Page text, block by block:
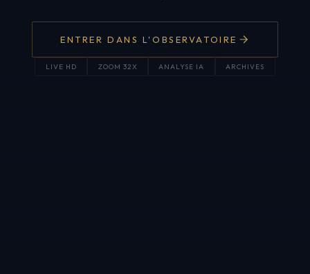
ENTRER DANS L'OBSERVATOIRE
LIVE HD ZOOM 32X ANALYSE IA ARCHIVES